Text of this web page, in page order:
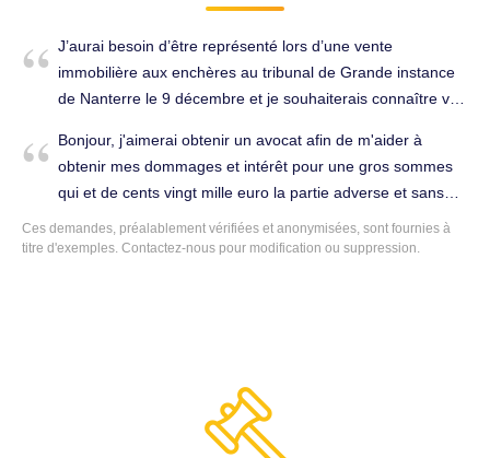
J’aurai besoin d’être représenté lors d’une vente
immobilière aux enchères au tribunal de Grande instance
de Nanterre le 9 décembre et je souhaiterais connaître vos
généraliste à Bois-Colombes (92270).
Bonjour, j'aimerai obtenir un avocat afin de m'aider à
obtenir mes dommages et intérêt pour une gros sommes
qui et de cents vingt mille euro la partie adverse et sans
ressource et insolvable. Pouvez vous m'adresser un
avocat afin de savoir se que je dois faire merci. Avocat
Ces demandes, préalablement vérifiées et anonymisées, sont fournies à
titre d'exemples. Contactez-nous pour modification ou suppression.